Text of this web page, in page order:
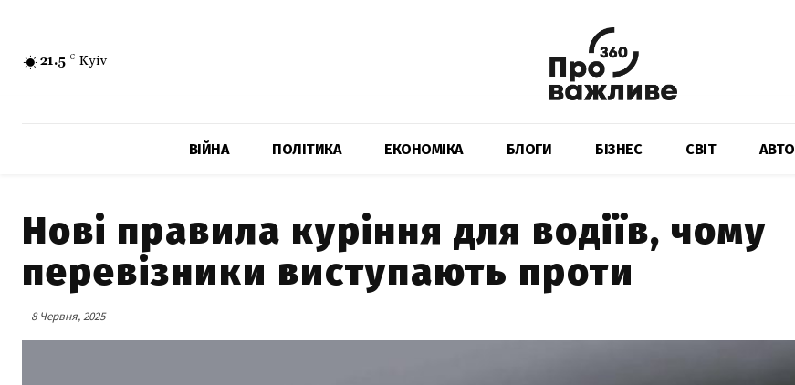
21.5 C Kyiv
ВІЙНА ПОЛІТИКА ЕКОНОМІКА БЛОГИ БІЗНЕС СВІТ АВТО
Нові правила куріння для водіїв, чому
перевізники виступають проти
8 Червня, 2025